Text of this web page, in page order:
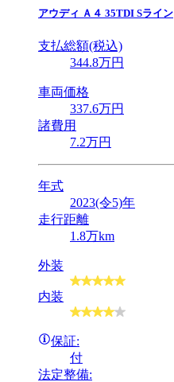
アウディ Ａ４ 35TDI Sライン
支払総額(税込)
344.8万円
車両価格
337.6万円
諸費用
7.2万円
年式
2023(令5)年
走行距離
1.8万km
外装
内装
保証:
付
法定整備: